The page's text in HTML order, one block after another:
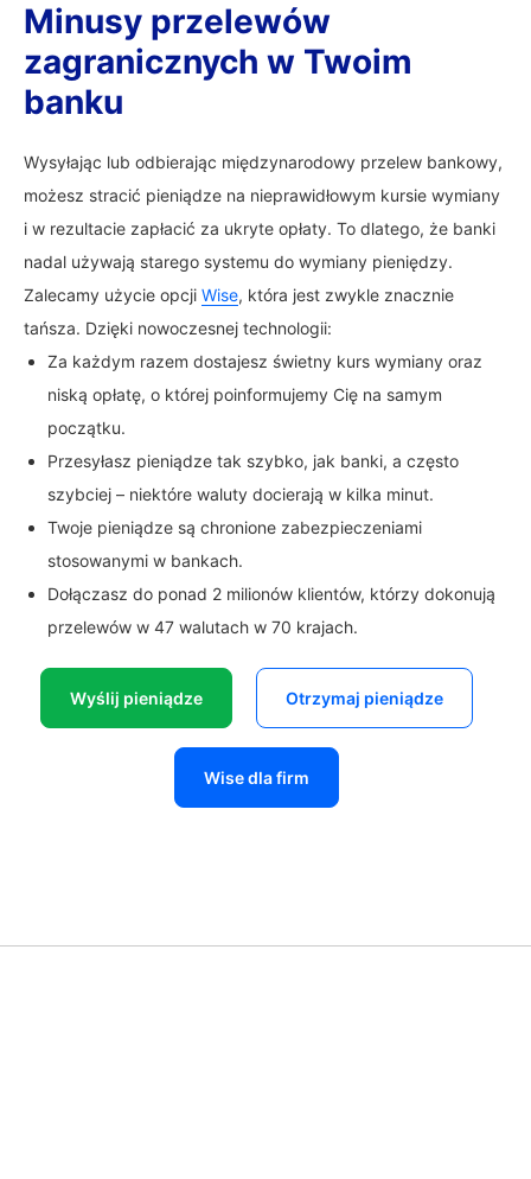
Minusy przelewów
zagranicznych w Twoim
banku
Wysyłając lub odbierając międzynarodowy przelew bankowy,
możesz stracić pieniądze na nieprawidłowym kursie wymiany
i w rezultacie zapłacić za ukryte opłaty. To dlatego, że banki
nadal używają starego systemu do wymiany pieniędzy.
Zalecamy użycie opcji Wise, która jest zwykle znacznie
tańsza. Dzięki nowoczesnej technologii:
Za każdym razem dostajesz świetny kurs wymiany oraz
niską opłatę, o której poinformujemy Cię na samym
początku.
Przesyłasz pieniądze tak szybko, jak banki, a często
szybciej – niektóre waluty docierają w kilka minut.
Twoje pieniądze są chronione zabezpieczeniami
stosowanymi w bankach.
Dołączasz do ponad 2 milionów klientów, którzy dokonują
przelewów w 47 walutach w 70 krajach.
Wyślij pieniądze Otrzymaj pieniądze
Wise dla firm